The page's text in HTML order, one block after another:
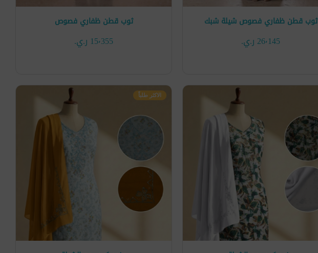
ثوب قطن ظفاري فصوص شيلة شبك
26٬145 ر.ي.‏
ثوب قطن ظفاري فصوص
15٬355 ر.ي.‏
الاكثر طلباً